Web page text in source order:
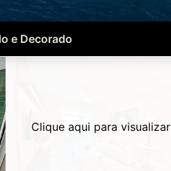
e Decorado
Clique aqui para visualizar